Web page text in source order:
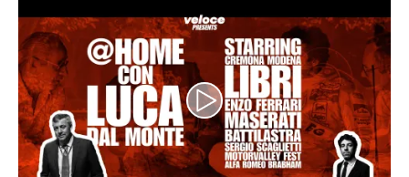
#HORACIO PAGANI
#LAMBORGHINI
#MOTOR VALLEY
#MOTOR VALLEY FEST
#MOTORVALLEY
#PAGANI
#STEFANO DOMENICALI
#WALTER DE SILVA